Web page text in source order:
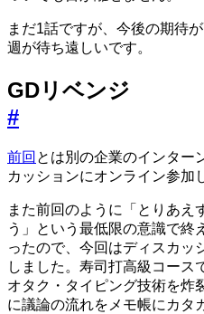
まだ1話ですが、今後の期待
週が待ち遠しいです。
GDリベンジ
#
前回 とは別の企業のインター
カッションにオンライン参加
また前回のように「とりあえ
う」という最低限の意識で終
ったので、今回はディスカッ
しました。寿司打高級コース
オタク・タイピング技術を炸
に議論の流れをメモ帳にカタ